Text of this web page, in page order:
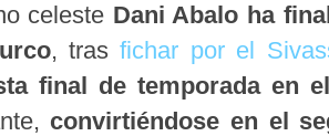
celeste Dani Abalo ha
, trasfichar por el
final de temporada en
convirtiéndose en el